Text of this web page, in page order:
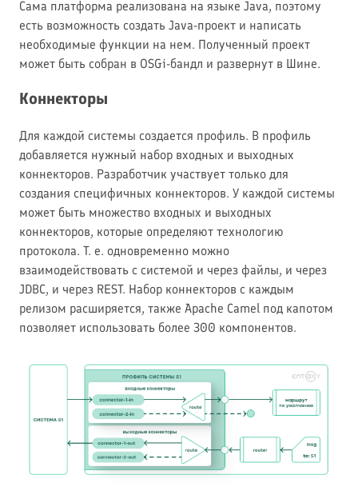
Сама платформа реализована на языке Java, поэтому
есть возможность создать Java-проект и написать
необходимые функции на нем. Полученный проект
может быть собран в OSGi-бандл и развернут в Шине.
Коннекторы
Для каждой системы создается профиль. В профиль
добавляется нужный набор входных и выходных
коннекторов. Разработчик участвует только для
создания специфичных коннекторов. У каждой системы
может быть множество входных и выходных
коннекторов, которые определяют технологию
протокола. Т. е. одновременно можно
взаимодействовать с системой и через файлы, и через
JDBC, и через REST. Набор коннекторов с каждым
релизом расширяется, также Apache Camel под капотом
позволяет использовать более 300 компонентов.